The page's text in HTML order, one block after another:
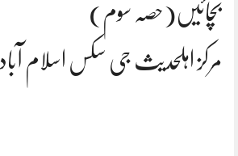
بچائیں(حصہ سوم)
مرکز اہلحدیث جی سکس اسلام آباد